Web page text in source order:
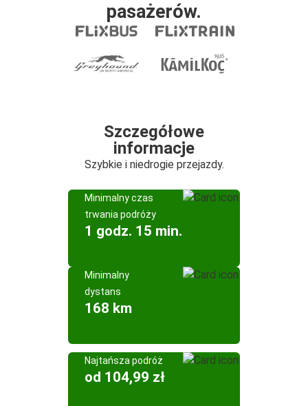
pasażerów.
Szczegółowe
informacje
Szybkie i niedrogie przejazdy.
Minimalny czas
trwania podróży
1 godz. 15 min.
Minimalny
dystans
168 km
Najtańsza podróż
od 104,99 zł